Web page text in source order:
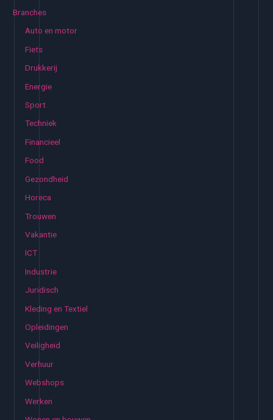
Branches
Auto en motor
Fiets
Drukkerij
Energie
Sport
Techniek
Financieel
Food
Gezondheid
Horeca
Trouwen
Vakantie
ICT
Industrie
Juridisch
Kleding en Textiel
Opleidingen
Veiligheid
Verhuur
Webshops
Werken